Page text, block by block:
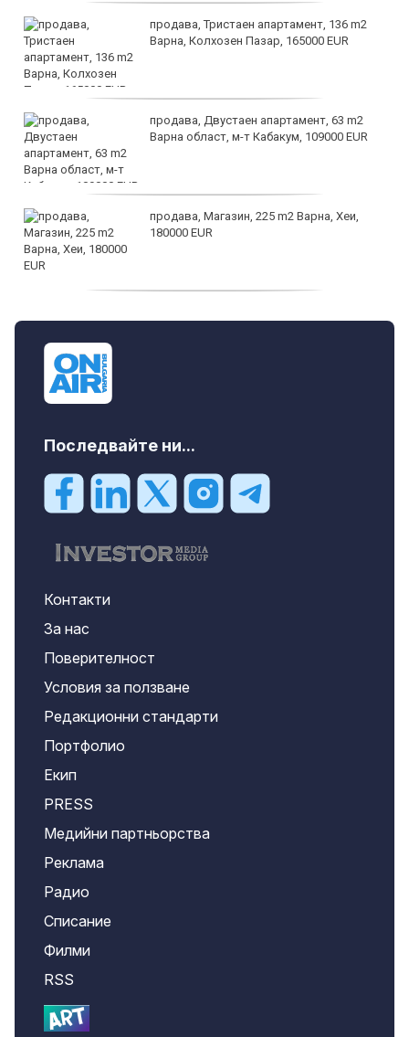
продава, Тристаен апартамент, 136 m2
Варна, Колхозен Пазар, 165000 EUR
продава, Двустаен апартамент, 63 m2
Варна област, м-т Кабакум, 109000 EUR
продава, Магазин, 225 m2 Варна, Хеи,
180000 EUR
Последвайте ни...
Контакти
За нас
Поверителност
Условия за ползване
Редакционни стандарти
Портфолио
Екип
PRESS
Медийни партньорства
Реклама
Радио
Списание
Филми
RSS